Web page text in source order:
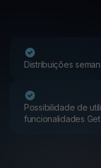
Distribuições
Possibilidade de
funcionalidades